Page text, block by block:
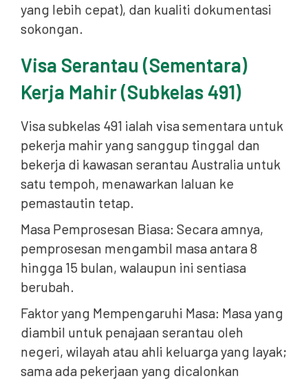
yang lebih cepat), dan kualiti dokumentasi
sokongan.
Visa Serantau (Sementara)
Kerja Mahir (Subkelas 491)
Visa subkelas 491 ialah visa sementara untuk
pekerja mahir yang sanggup tinggal dan
bekerja di kawasan serantau Australia untuk
satu tempoh, menawarkan laluan ke
pemastautin tetap.
Masa Pemprosesan Biasa: Secara amnya,
pemprosesan mengambil masa antara 8
hingga 15 bulan, walaupun ini sentiasa
berubah.
Faktor yang Mempengaruhi Masa: Masa yang
diambil untuk penajaan serantau oleh
negeri, wilayah atau ahli keluarga yang layak;
sama ada pekerjaan yang dicalonkan